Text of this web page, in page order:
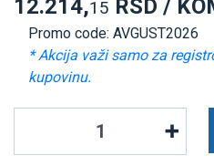
12.214,15 RSD /
Promo code: AVGUST2026
* Akcija važi samo za
kupovinu.